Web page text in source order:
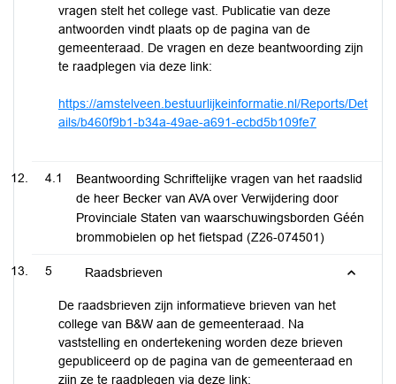
vragen stelt het college vast. Publicatie van deze
antwoorden vindt plaats op de pagina van de
gemeenteraad. De vragen en deze beantwoording zijn
te raadplegen via deze link:
https://amstelveen.bestuurlijkeinformatie.nl/Reports/Det
ails/b460f9b1-b34a-49ae-a691-ecbd5b109fe7
4.1
Beantwoording Schriftelijke vragen van het raadslid
de heer Becker van AVA over Verwijdering door
Provinciale Staten van waarschuwingsborden Géén
brommobielen op het fietspad (Z26-074501)
5 Raadsbrieven
De raadsbrieven zijn informatieve brieven van het
college van B&W aan de gemeenteraad. Na
vaststelling en ondertekening worden deze brieven
gepubliceerd op de pagina van de gemeenteraad en
zijn ze te raadplegen via deze link: